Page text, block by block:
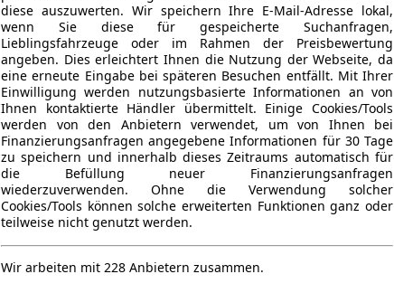
diese auszuwerten. Wir speichern Ihre E-Mail-Adresse lokal,
wenn Sie diese für gespeicherte Suchanfragen,
Lieblingsfahrzeuge oder im Rahmen der Preisbewertung
angeben. Dies erleichtert Ihnen die Nutzung der Webseite, da
eine erneute Eingabe bei späteren Besuchen entfällt. Mit Ihrer
Einwilligung werden nutzungsbasierte Informationen an von
Ihnen kontaktierte Händler übermittelt. Einige Cookies/Tools
werden von den Anbietern verwendet, um von Ihnen bei
Finanzierungsanfragen angegebene Informationen für 30 Tage
zu speichern und innerhalb dieses Zeitraums automatisch für
die Befüllung neuer Finanzierungsanfragen
wiederzuverwenden. Ohne die Verwendung solcher
Cookies/Tools können solche erweiterten Funktionen ganz oder
teilweise nicht genutzt werden.
Wir arbeiten mit 228 Anbietern zusammen.